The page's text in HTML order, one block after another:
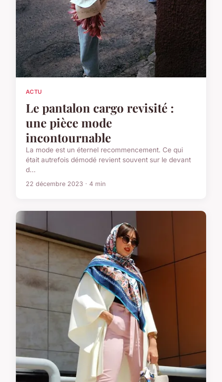
ACTU
Le pantalon cargo revisité :
une pièce mode
incontournable
La mode est un éternel recommencement. Ce qui
était autrefois démodé revient souvent sur le devant
d...
22 décembre 2023 · 4 min